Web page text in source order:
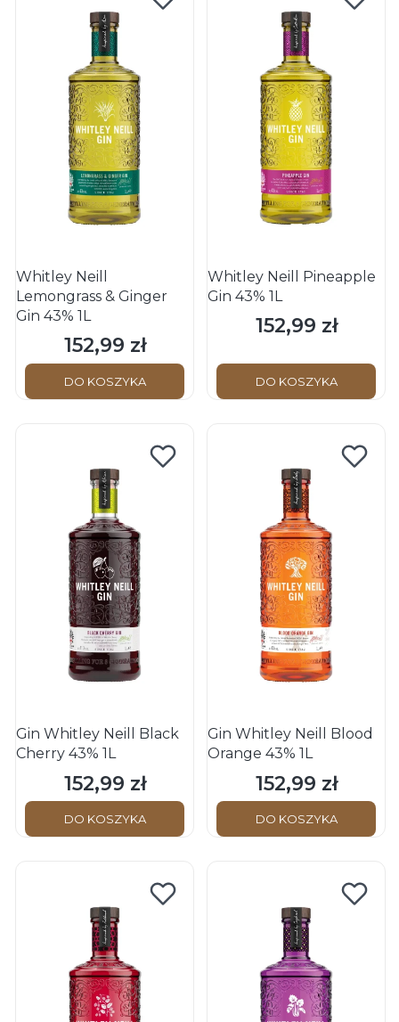
Whitley Neill
Lemongrass & Ginger
Gin 43% 1L
Cena
152,99 zł
DO KOSZYKA
Whitley Neill Pineapple
Gin 43% 1L
Cena
152,99 zł
DO KOSZYKA
Gin Whitley Neill Black
Cherry 43% 1L
Cena
152,99 zł
DO KOSZYKA
Gin Whitley Neill Blood
Orange 43% 1L
Cena
152,99 zł
DO KOSZYKA